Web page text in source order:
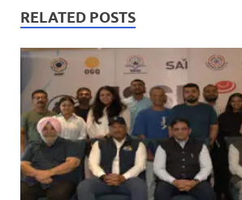
s
A
p
p
b
o
o
k
er
ie
n
dl
y
dI
n
RELATED POSTS